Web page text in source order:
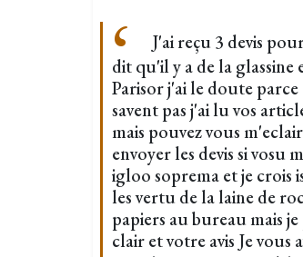
J'ai reçu 3 devis
dit qu'il y a de la glassine
Parisor j'ai le doute
savent pas j'ai lu vos
mais pouvez vous
envoyer les devis si vosu
igloo soprema et je crois
les vertu de la laine de
papiers au bureau mais
clair et votre avis Je vous